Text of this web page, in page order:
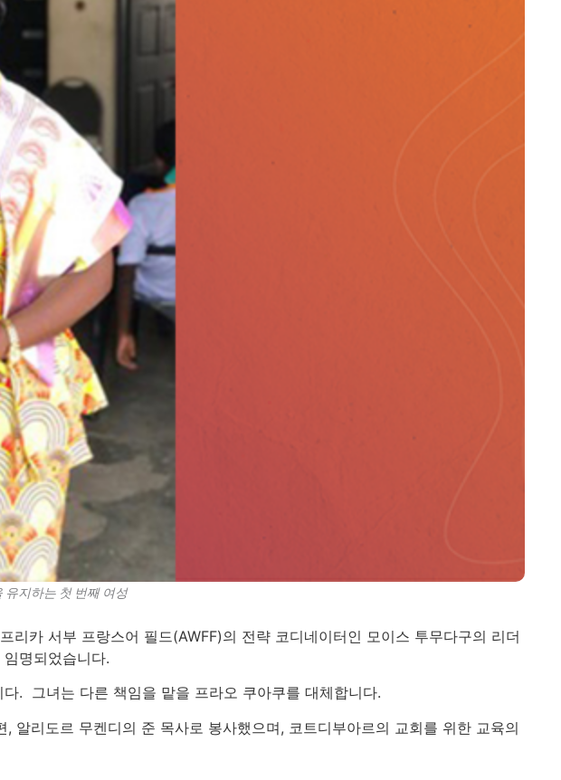
유지하는 첫 번째 여성
카 서부 프랑스어 필드(AWFF)의 전략 코디네이터인 모이스 투무다구의 리더
명되었습니다.
. 그녀는 다른 책임을 맡을 프라오 쿠아쿠를 대체합니다.
알리도르 무켄디의 준 목사로 봉사했으며, 코트디부아르의 교회를 위한 교육의